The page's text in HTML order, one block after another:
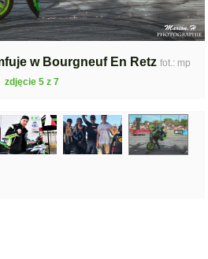
w Bourgneuf En Retz fot.: mp
zdjęcie 5 z 7